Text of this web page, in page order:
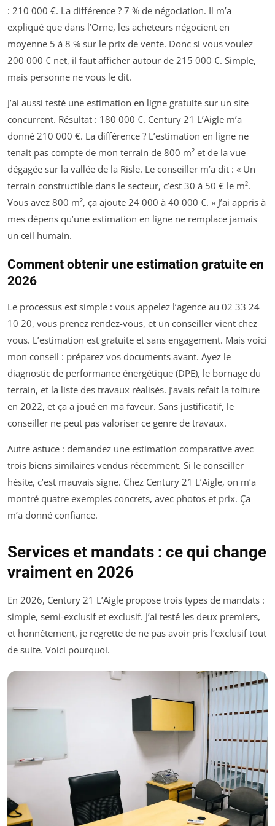
: 210 000 €. La différence ? 7 % de négociation. Il m’a
expliqué que dans l’Orne, les acheteurs négocient en
moyenne 5 à 8 % sur le prix de vente. Donc si vous voulez
200 000 € net, il faut afficher autour de 215 000 €. Simple,
mais personne ne vous le dit.
J’ai aussi testé une estimation en ligne gratuite sur un site
concurrent. Résultat : 180 000 €. Century 21 L’Aigle m’a
donné 210 000 €. La différence ? L’estimation en ligne ne
tenait pas compte de mon terrain de 800 m² et de la vue
dégagée sur la vallée de la Risle. Le conseiller m’a dit : « Un
terrain constructible dans le secteur, c’est 30 à 50 € le m².
Vous avez 800 m², ça ajoute 24 000 à 40 000 €. » J’ai appris à
mes dépens qu’une estimation en ligne ne remplace jamais
un œil humain.
Comment obtenir une estimation gratuite en
2026
Le processus est simple : vous appelez l’agence au 02 33 24
10 20, vous prenez rendez-vous, et un conseiller vient chez
vous. L’estimation est gratuite et sans engagement. Mais voici
mon conseil : préparez vos documents avant. Ayez le
diagnostic de performance énergétique (DPE), le bornage du
terrain, et la liste des travaux réalisés. J’avais refait la toiture
en 2022, et ça a joué en ma faveur. Sans justificatif, le
conseiller ne peut pas valoriser ce genre de travaux.
Autre astuce : demandez une estimation comparative avec
trois biens similaires vendus récemment. Si le conseiller
hésite, c’est mauvais signe. Chez Century 21 L’Aigle, on m’a
montré quatre exemples concrets, avec photos et prix. Ça
m’a donné confiance.
Services et mandats : ce qui change
vraiment en 2026
En 2026, Century 21 L’Aigle propose trois types de mandats :
simple, semi-exclusif et exclusif. J’ai testé les deux premiers,
et honnêtement, je regrette de ne pas avoir pris l’exclusif tout
de suite. Voici pourquoi.